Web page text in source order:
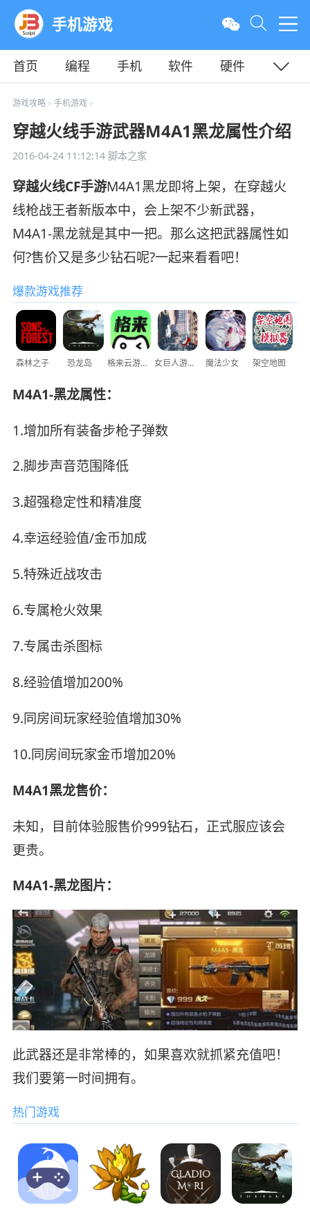
手机游戏
首页 编程 手机 软件
硬件
教程
平面
游戏攻略> 手机游戏>
穿越火线手游武器M4A1黑龙属性介绍
2016-04-24 11:12:14脚本之家
穿越火线CF手游M4A1黑龙即将上架，在穿越火
线枪战王者新版本中，会上架不少新武器，
M4A1-黑龙就是其中一把。那么这把武器属性如
何?售价又是多少钻石呢?一起来看看吧！
爆款游戏推荐
森林之子 恐龙岛 格来云游戏 女巨人游乐场 魔法少女 架空地图
M4A1-黑龙属性：
1.增加所有装备步枪子弹数
2.脚步声音范围降低
3.超强稳定性和精准度
4.幸运经验值/金币加成
5.特殊近战攻击
6.专属枪火效果
7.专属击杀图标
8.经验值增加200%
9.同房间玩家经验值增加30%
10.同房间玩家金币增加20%
M4A1黑龙售价：
未知，目前体验服售价999钻石，正式服应该会
更贵。
M4A1-黑龙图片：
此武器还是非常棒的，如果喜欢就抓紧充值吧！
我们要第一时间拥有。
热门游戏